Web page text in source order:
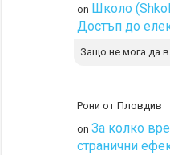
on Школо
Достъп до
Защо не мога да
Рони от Пловдив
onЗа колко
странични